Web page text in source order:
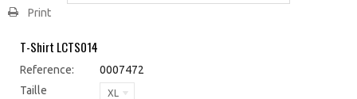
Print
T-Shirt LCTS014
Reference:
0007472
Taille
XL